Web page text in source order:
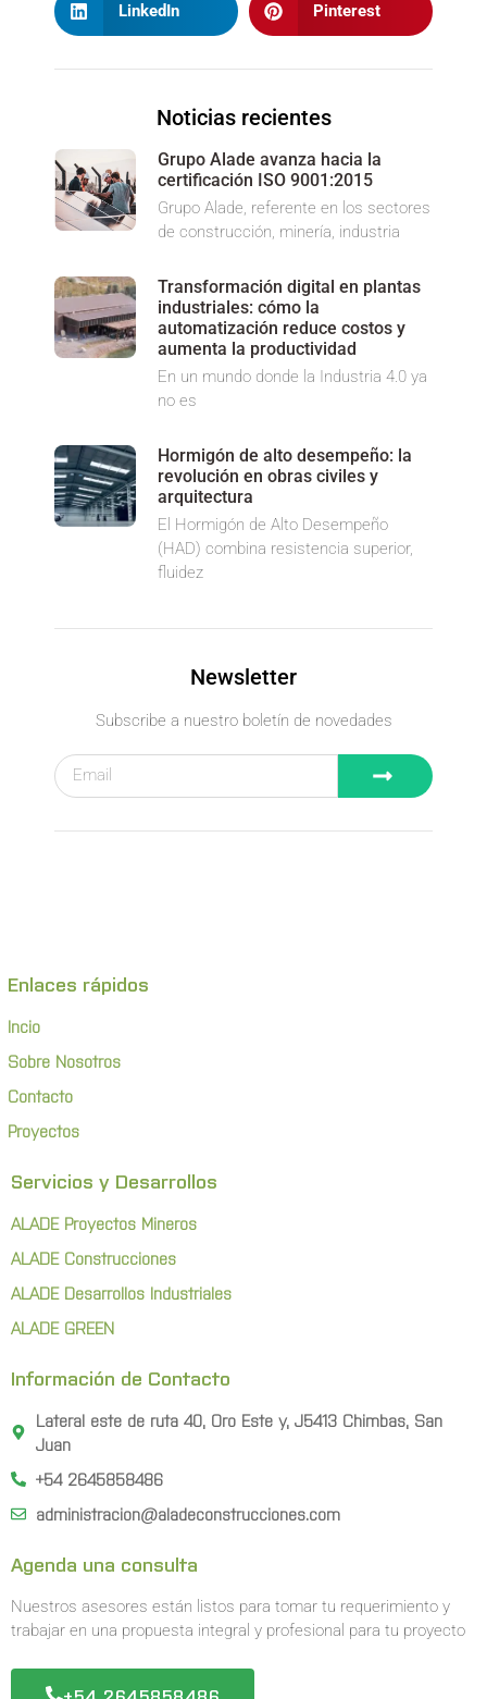
LinkedIn Pinterest
Noticias recientes
Grupo Alade avanza hacia la
certificación ISO 9001:2015
Grupo Alade, referente en los sectores
de construcción, minería, industria
Transformación digital en plantas
industriales: cómo la
automatización reduce costos y
aumenta la productividad
En un mundo donde la Industria 4.0 ya
no es
Hormigón de alto desempeño: la
revolución en obras civiles y
arquitectura
El Hormigón de Alto Desempeño
(HAD) combina resistencia superior,
fluidez
Newsletter
Subscribe a nuestro boletín de novedades
Enlaces rápidos
Incio
Sobre Nosotros
Contacto
Proyectos
Servicios y Desarrollos
ALADE Proyectos Mineros
ALADE Construcciones
ALADE Desarrollos Industriales
ALADE GREEN
Información de Contacto
Lateral este de ruta 40, Oro Este y, J5413 Chimbas, San
Juan
+54 2645858486
administracion@aladeconstrucciones.com
Agenda una consulta
Nuestros asesores están listos para tomar tu requerimiento y
trabajar en una propuesta integral y profesional para tu proyecto